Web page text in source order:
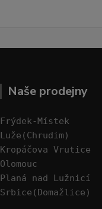
Naše prodejny
Frýdek-Místek
Luže(Chrudim)
Kropáčova Vrutice
Olomouc
Planá nad Lužnicí
Srbice(Domažlice)